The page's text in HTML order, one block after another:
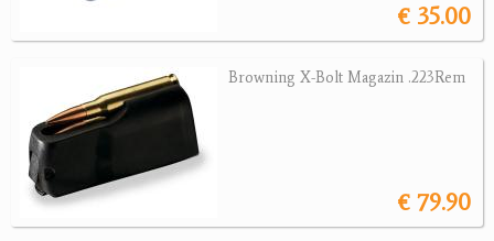
€ 35.00
Browning X-Bolt Magazin .223Rem
€ 79.90